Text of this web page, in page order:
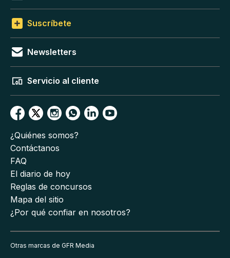
Suscríbete
Newsletters
Servicio al cliente
¿Quiénes somos?
Contáctanos
FAQ
El diario de hoy
Reglas de concursos
Mapa del sitio
¿Por qué confiar en nosotros?
Otras marcas de GFR Media